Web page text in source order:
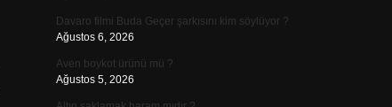
Davaro filmi Buda Geçer şarkısını kim söylüyor ?
Ağustos 6, 2026
Aven boykot ürünü mü ?
Ağustos 5, 2026